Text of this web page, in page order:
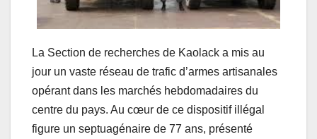
La Section de recherches de Kaolack a mis au
jour un vaste réseau de trafic d’armes artisanales
opérant dans les marchés hebdomadaires du
centre du pays. Au cœur de ce dispositif illégal
figure un septuagénaire de 77 ans, présenté